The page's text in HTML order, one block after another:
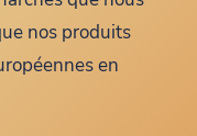
nos produits
en